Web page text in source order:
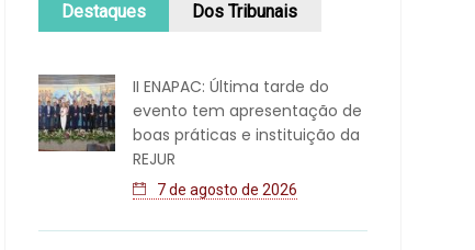
Destaques Dos Tribunais
II ENAPAC: Última tarde do
evento tem apresentação de
boas práticas e instituição da
REJUR
7 de agosto de 2026